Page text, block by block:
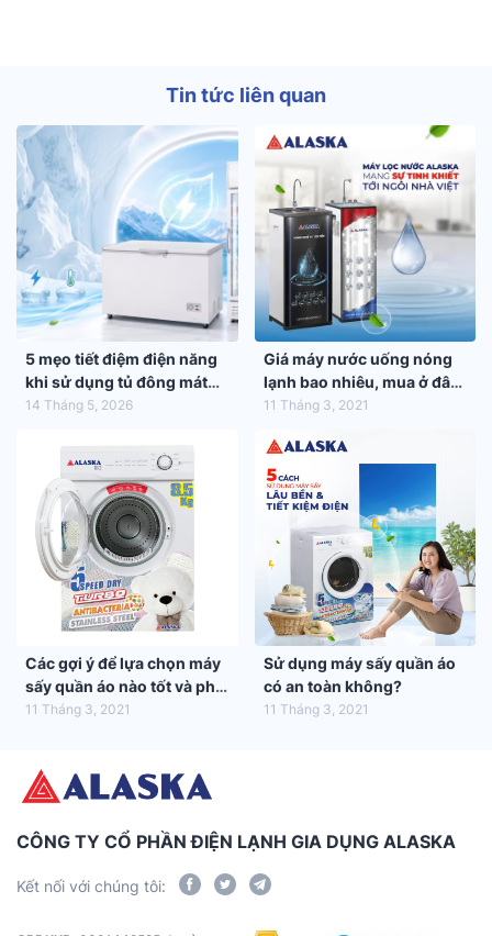
Tin tức liên quan
5 mẹo tiết điệm điện năng
khi sử dụng tủ đông mát
trong mùa hè 2026
14 Tháng 5, 2026
Giá máy nước uống nóng
lạnh bao nhiêu, mua ở đâu
tốt nhất?
11 Tháng 3, 2021
Các gợi ý để lựa chọn máy
sấy quần áo nào tốt và phù
hợp nhất với gia đình bạn
11 Tháng 3, 2021
Sử dụng máy sấy quần áo
có an toàn không?
11 Tháng 3, 2021
CÔNG TY CỔ PHẦN ĐIỆN LẠNH GIA DỤNG ALASKA
Kết nối với chúng tôi: